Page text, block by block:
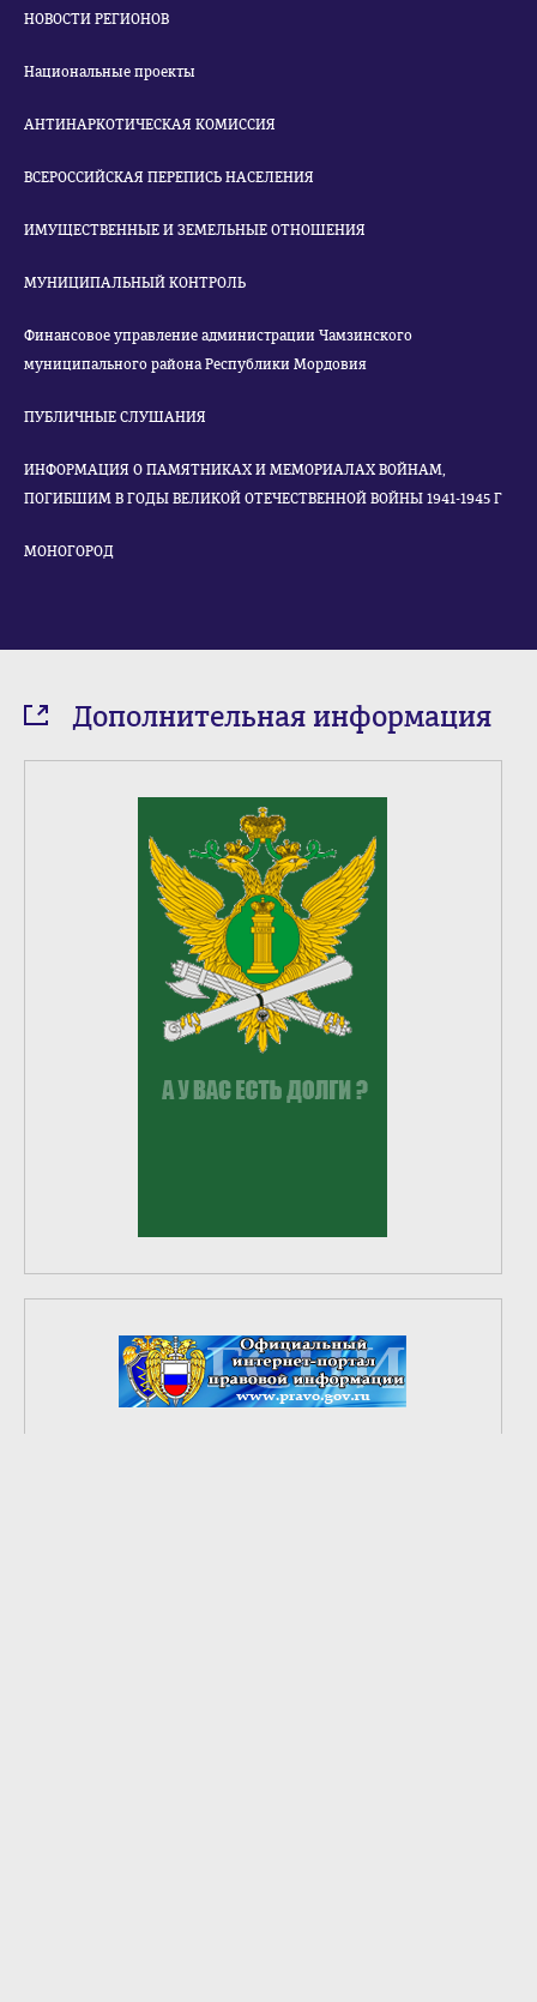
НОВОСТИ РЕГИОНОВ
Национальные проекты
АНТИНАРКОТИЧЕСКАЯ КОМИССИЯ
ВСЕРОССИЙСКАЯ ПЕРЕПИСЬ НАСЕЛЕНИЯ
ИМУЩЕСТВЕННЫЕ И ЗЕМЕЛЬНЫЕ ОТНОШЕНИЯ
МУНИЦИПАЛЬНЫЙ КОНТРОЛЬ
Финансовое управление администрации Чамзинского
муниципального района Республики Мордовия
ПУБЛИЧНЫЕ СЛУШАНИЯ
ИНФОРМАЦИЯ О ПАМЯТНИКАХ И МЕМОРИАЛАХ ВОЙНАМ,
ПОГИБШИМ В ГОДЫ ВЕЛИКОЙ ОТЕЧЕСТВЕННОЙ ВОЙНЫ 1941-1945 Г
МОНОГОРОД
Дополнительная информация